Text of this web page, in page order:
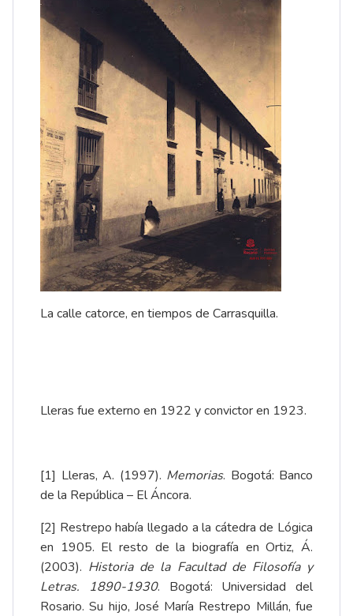
La calle catorce, en tiempos de Carrasquilla.
Lleras fue externo en 1922 y convictor en 1923.
[1] Lleras, A. (1997). Memorias. Bogotá: Banco
de la República – El Áncora.
[2] Restrepo había llegado a la cátedra de Lógica
en 1905. El resto de la biografía en Ortiz, Á.
(2003). Historia de la Facultad de Filosofía y
Letras. 1890-1930. Bogotá: Universidad del
Rosario. Su hijo, José María Restrepo Millán, fue